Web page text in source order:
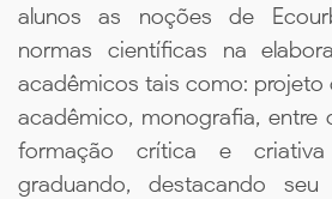
alunos as noções de
normas científicas na
acadêmicos tais como: projeto
acadêmico, monografia, entre
formação crítica e
graduando, destacando seu